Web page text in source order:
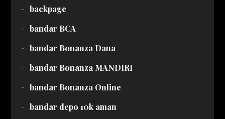
backpage
bandar BCA
bandar Bonanza Dana
bandar Bonanza MANDIRI
bandar Bonanza Online
bandar depo 10k aman